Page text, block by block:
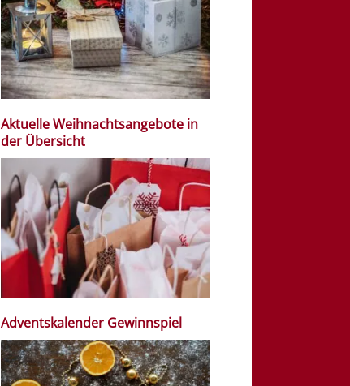
Aktuelle Weihnachtsangebote in
der Übersicht
Adventskalender Gewinnspiel